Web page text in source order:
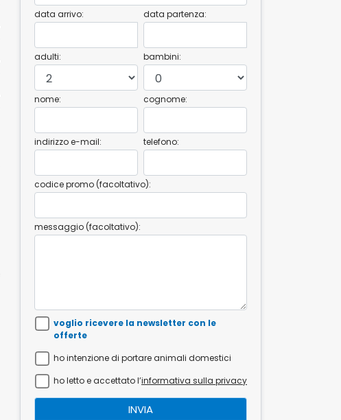
data arrivo: data partenza:
adulti: bambini:
nome: cognome:
indirizzo e-mail: telefono:
codice promo (facoltativo):
messaggio (facoltativo):
voglio ricevere la newsletter con le
offerte
ho intenzione di portare animali domestici
ho letto e accettato l’informativa sulla privacy